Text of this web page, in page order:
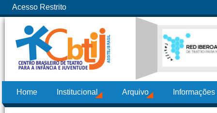
Acesso Restrito
Home Institucional Arquivo